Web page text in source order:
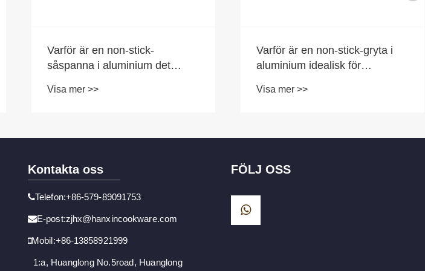
Varför är en non-stick-
såspanna i aluminium det
vardagsmatlagning?
Visa mer >>
Varför är en non-stick-gryta i
aluminium idealisk för
familjen?
Visa mer >>
Kontakta oss
Telefon:+86-579-89091753
E-post:zjhx@hanxincookware.com
Mobil:+86-13858921999
1:a, Huanglong No.5road, Huanglong
FÖLJ OSS